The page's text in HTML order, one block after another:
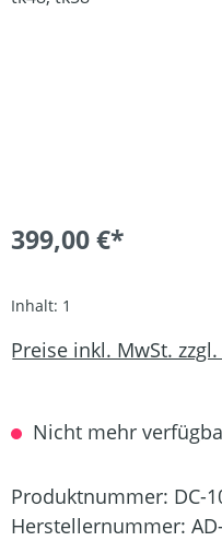
399,00 €*
Inhalt: 1
Preise inkl. MwSt.
Nicht mehr
Produktnummer: DC-
Herstellernummer: